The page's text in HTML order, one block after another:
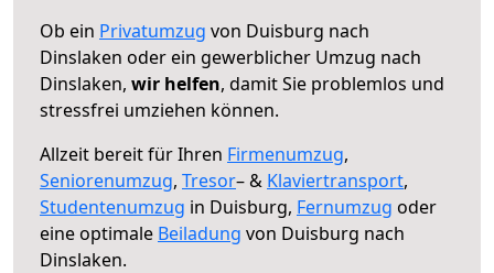
Ob ein Privatumzug von Duisburg nach
Dinslaken oder ein gewerblicher Umzug nach
Dinslaken, wir helfen, damit Sie problemlos und
stressfrei umziehen können.
Allzeit bereit für Ihren Firmenumzug,
Seniorenumzug, Tresor– & Klaviertransport,
Studentenumzug in Duisburg, Fernumzug oder
eine optimale Beiladung von Duisburg nach
Dinslaken.